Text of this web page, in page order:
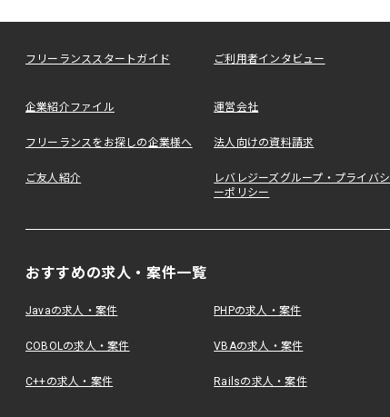
フリーランススタートガイド ご利用者インタビュー
企業紹介ファイル 運営会社
フリーランスをお探しの企業様へ 法人向けの資料請求
ご友人紹介
レバレジーズグループ・プライバシ
ーポリシー
おすすめの求人・案件一覧
Javaの求人・案件 PHPの求人・案件
COBOLの求人・案件 VBAの求人・案件
C++の求人・案件 Railsの求人・案件